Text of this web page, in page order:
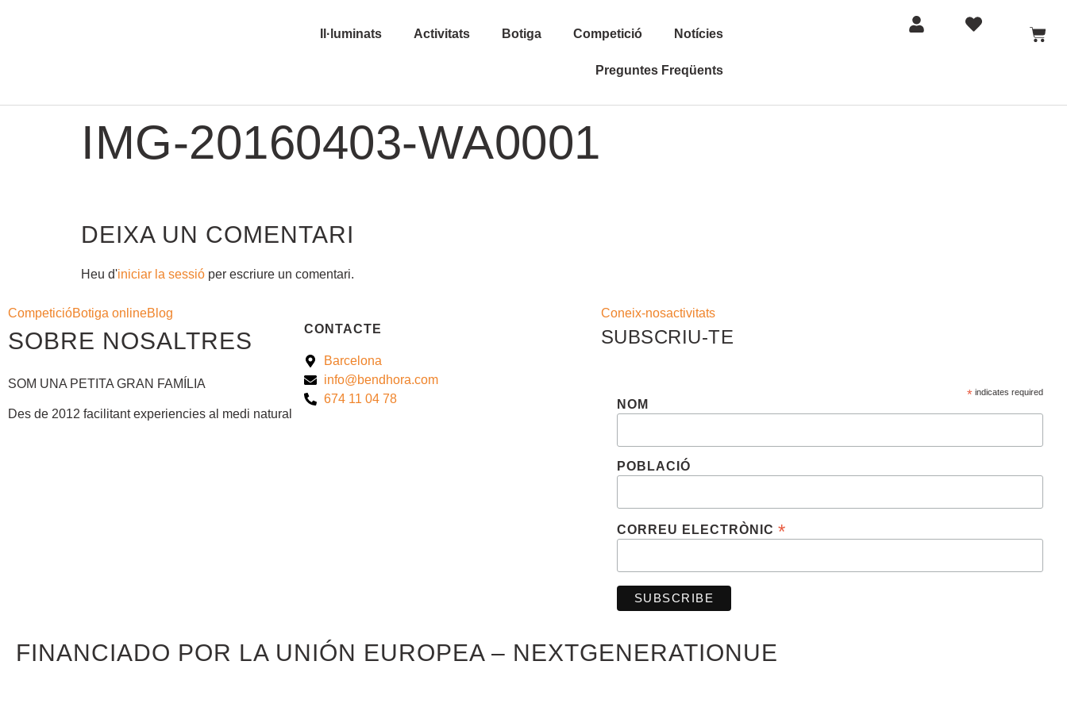
Il·luminats Activitats Botiga Competició Notícies
Preguntes Freqüents
IMG-20160403-WA0001
DEIXA UN COMENTARI
Heu d'iniciar la sessió per escriure un comentari.
CompeticióBotiga onlineBlog Coneix-nosactivitats
SOBRE NOSALTRES
SOM UNA PETITA GRAN FAMÍLIA
Des de 2012 facilitant experiencies al medi natural
CONTACTE
Barcelona
info@bendhora.com
674 11 04 78
SUBSCRIU-TE
* indicates required
NOM
POBLACIÓ
CORREU ELECTRÒNIC *
FINANCIADO POR LA UNIÓN EUROPEA – NEXTGENERATIONUE